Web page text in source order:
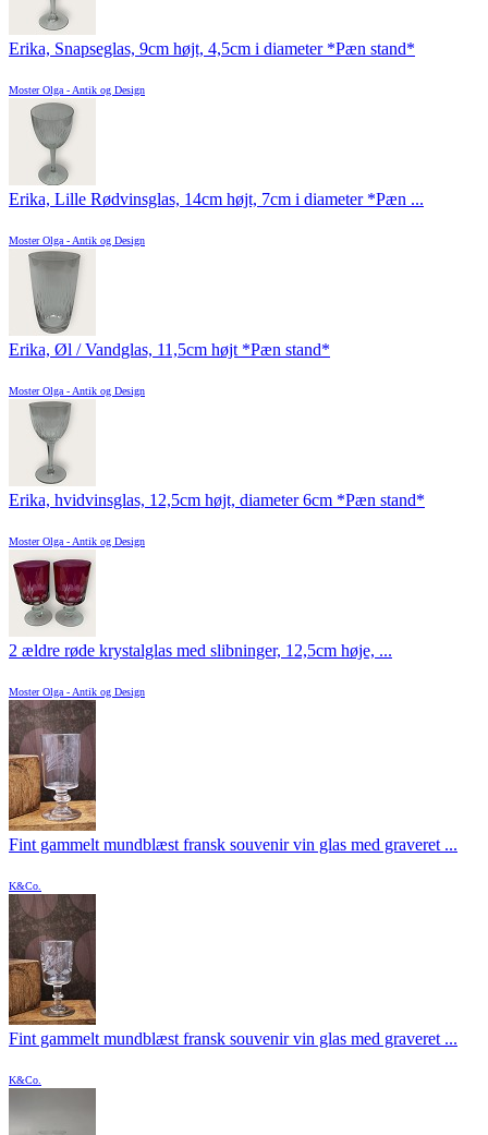
Erika, Snapseglas, 9cm højt, 4,5cm i diameter *Pæn stand*
Moster Olga - Antik og Design
Erika, Lille Rødvinsglas, 14cm højt, 7cm i diameter *Pæn ...
Moster Olga - Antik og Design
Erika, Øl / Vandglas, 11,5cm højt *Pæn stand*
Moster Olga - Antik og Design
Erika, hvidvinsglas, 12,5cm højt, diameter 6cm *Pæn stand*
Moster Olga - Antik og Design
2 ældre røde krystalglas med slibninger, 12,5cm høje, ...
Moster Olga - Antik og Design
Fint gammelt mundblæst fransk souvenir vin glas med graveret ...
K&Co.
Fint gammelt mundblæst fransk souvenir vin glas med graveret ...
K&Co.